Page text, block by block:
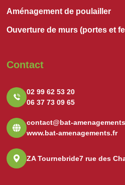
Aménagement de poulailler
Ouverture de murs (portes et
Contact
02 99 62 53 20
06 37 73 09 65
contact@bat-
www.bat-amenagements.fr
ZA Tournebride7 rue des